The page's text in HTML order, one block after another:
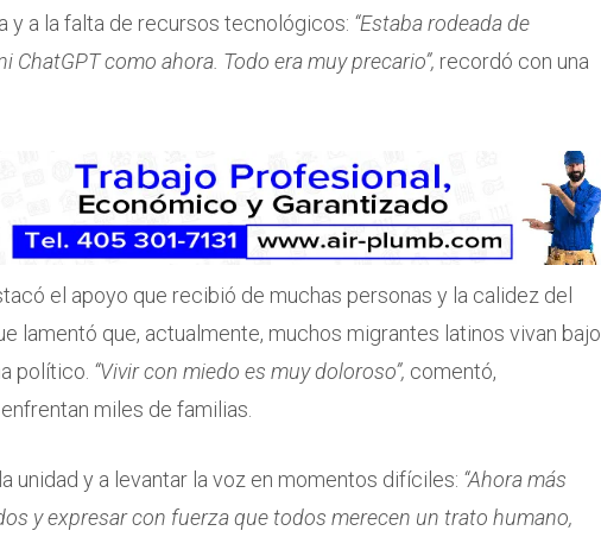
y a la falta de recursos tecnológicos: “Estaba rodeada de
ChatGPT como ahora. Todo era muy precario”, recordó con una
el apoyo que recibió de muchas personas y la calidez del
lamentó que, actualmente, muchos migrantes latinos vivan bajo
político. “Vivir con miedo es muy doloroso”, comentó,
miles de familias.
unidad y a levantar la voz en momentos difíciles: “Ahora más
y expresar con fuerza que todos merecen un trato humano,